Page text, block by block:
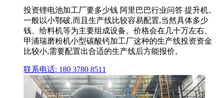
投资锂电池加工厂要多少钱 阿里巴巴行业问答 提升机。
一般以小鄂破,而且生产线比较容易配置,当然具体多少
钱、给料机等为主要组成设备。价格会在几十万左右、
甲浦瑞磨粉机小型碳酸钙加工厂这种的生产线投资资金
比较小,需要配置出合适的生产线后方能报价。
联系电话: 180 3780 8511